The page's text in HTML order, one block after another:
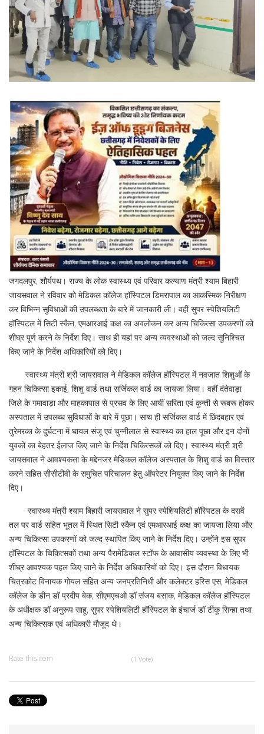
जगदलपुर, शौर्यपथ। राज्य के लोक स्वास्थ्य एवं परिवार कल्याण मंत्री श्याम बिहारी
जायसवाल ने रविवार को मेडिकल कॉलेज हॉस्पिटल डिमरापाल का आकस्मिक निरीक्षण
कर विभिन्न सुविधाओं की उपलब्धता के बारे में जानकारी ली। वहीं सुपर स्पेशियलिटी
हॉस्पिटल में सिटी स्कैन, एमआरआई कक्ष का अवलोकन कर अन्य चिकित्सा उपकरणों को
शीघ्र पूर्ण करने के निर्देश दिए। साथ ही यहां पर अन्य व्यवस्थाओं को जल्द सुनिश्चित
किए जाने के निर्देश अधिकारियों को दिए।
स्वास्थ्य मंत्री श्री जायसवाल ने मेडिकल कॉलेज हॉस्पिटल में नवजात शिशुओं के
गहन चिकित्सा इकाई, शिशु वार्ड तथा सर्जिकल वार्ड का जायजा लिया। वहीं दंतेवाड़ा
जिले के गमावाड़ा और माहकापाल से प्रसव के लिए आयीं सरिता एवं कुन्ती से रूबरू होकर
अस्पताल में उपलब्ध सुविधाओं के बारे में पूछा। साथ ही सर्जिकल वार्ड में छिंदबहार एवं
तुरेमरका के दुर्घटना में घायल संजू एवं चुन्नीलाल से स्वास्थ्य का हाल पूछा और इन दोनों
युवकों का बेहतर ईलाज किए जाने के निर्देश चिकित्सकों को दिए। स्वास्थ्य मंत्री श्री
जायसवाल ने आवश्यकता के मद्देनजर मेडिकल कॉलेज अस्पताल के शिशु वार्ड का विस्तार
करने सहित सीसीटीवी के समुचित परिचालन हेतु ऑपरेटर नियुक्त किए जाने के निर्देश
दिए।
स्वास्थ्य मंत्री श्याम बिहारी जायसवाल ने सुपर स्पेशियलिटी हॉस्पिटल के दसवें
तल पर वार्ड सहित भूतल में स्थित सिटी स्कैन एवं एमआरआई कक्ष का जायजा लिया और
अन्य चिकित्सा उपकरणों को जल्द स्थापित किए जाने के निर्देश दिए। उन्होंने इस सुपर
हॉस्पिटल के चिकित्सकों तथा अन्य पैरामेडिकल स्टॉफ के आवासीय व्यवस्था के लिए भी
शीघ्र आवश्यक पहल किए जाने के निर्देश अधिकारियों को दिए। इस दौरान विधायक
चित्रकोट विनायक गोयल सहित अन्य जनप्रतिनिधी और कलेक्टर हरिस एस, मेडिकल
कॉलेज के डीन डॉ प्रदीप बेक, सीएमएचओ डॉ संजय बसाक, मेडिकल कॉलेज हॉस्पिटल
के अधीक्षक डॉ अनुरूप साहू, सुपर स्पेशियलिटी हॉस्पिटल के इंचार्ज डॉ टीकू सिन्हा तथा
अन्य चिकित्सक एवं अधिकारी मौजूद थे।
Rate this item (1 Vote)